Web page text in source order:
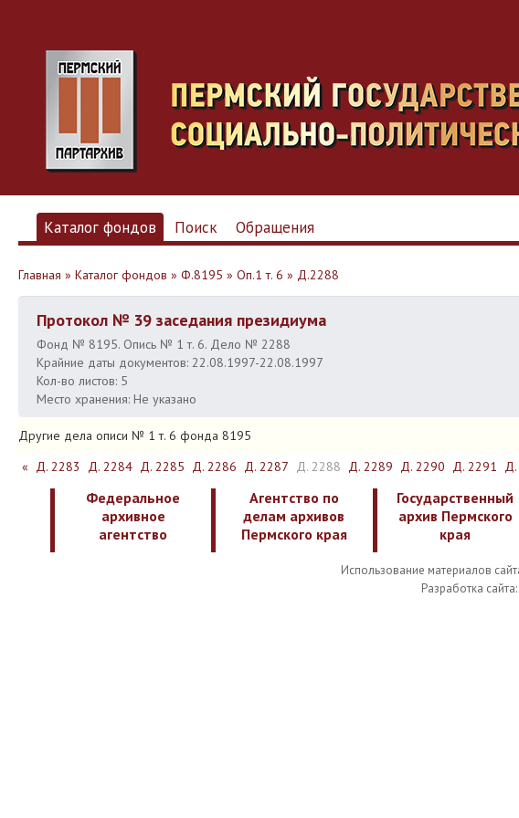
Каталог фондов Поиск Обращения
Главная » Каталог фондов » Ф.8195 » Оп.1 т. 6 » Д.2288
Протокол № 39 заседания президиума
Фонд № 8195. Опись № 1 т. 6. Дело № 2288
Крайние даты документов: 22.08.1997-22.08.1997
Кол-во листов: 5
Место хранения: Не указано
Другие дела описи № 1 т. 6 фонда 8195
« Д. 2283 Д. 2284 Д. 2285 Д. 2286 Д. 2287 Д. 2288 Д. 2289 Д. 2290 Д. 2291 Д.
Федеральное
архивное
агентство
Агентство по
делам архивов
Пермского края
Государственный
архив Пермского
края
Использование материалов
Разработка